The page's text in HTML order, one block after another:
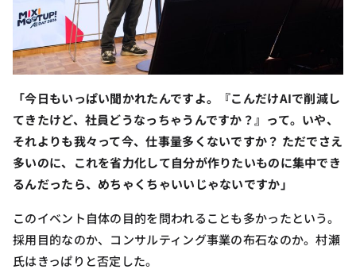
「今日もいっぱい聞かれたんですよ。『こんだけAIで削減し
てきたけど、社員どうなっちゃうんですか？』って。いや、
それよりも我々って今、仕事量多くないですか？ ただでさえ
多いのに、これを省力化して自分が作りたいものに集中でき
るんだったら、めちゃくちゃいいじゃないですか」
このイベント自体の目的を問われることも多かったという。
採用目的なのか、コンサルティング事業の布石なのか。村瀬
氏はきっぱりと否定した。